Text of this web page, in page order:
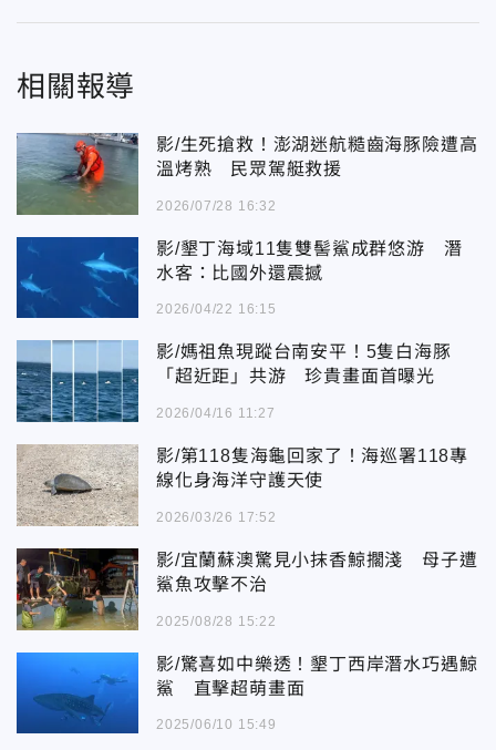
相關報導
影/生死搶救！澎湖迷航糙齒海豚險遭高
溫烤熟 民眾駕艇救援
2026/07/28 16:32
影/墾丁海域11隻雙髻鯊成群悠游 潛
水客：比國外還震撼
2026/04/22 16:15
影/媽祖魚現蹤台南安平！5隻白海豚
「超近距」共游 珍貴畫面首曝光
2026/04/16 11:27
影/第118隻海龜回家了！海巡署118專
線化身海洋守護天使
2026/03/26 17:52
影/宜蘭蘇澳驚見小抹香鯨擱淺 母子遭
鯊魚攻擊不治
2025/08/28 15:22
影/驚喜如中樂透！墾丁西岸潛水巧遇鯨
鯊 直擊超萌畫面
2025/06/10 15:49